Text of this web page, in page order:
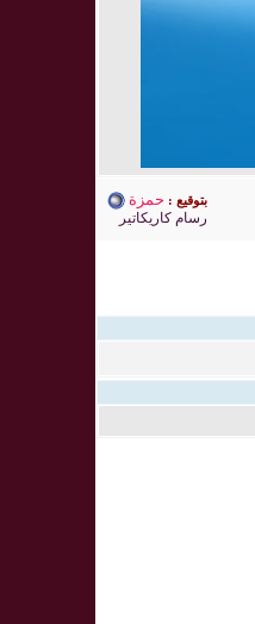
بتوقيع : حمزة
رسام كاريكاتير